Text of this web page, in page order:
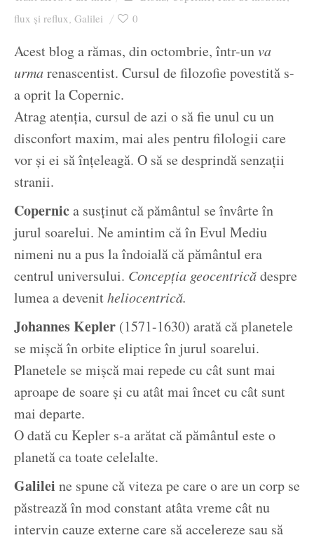
flux și reflux, Galilei 0
Acest blog a rămas, din octombrie, într-unva
urmarenascentist. Cursul de filozofie povestită s-
a oprit la Copernic.
Atrag atenția, cursul de azi o să fie unul cu un
disconfort maxim, mai ales pentru filologii care
vor și ei să înțeleagă. O să se desprindă senzații
stranii.
Copernica susținut că pământul se învârte în
jurul soarelui. Ne amintim că în Evul Mediu
nimeni nu a pus la îndoială că pământul era
centrul universului. Concepția geocentricădespre
lumea a devenitheliocentrică.
Johannes Kepler (1571-1630) arată că planetele
se mișcă în orbite eliptice în jurul soarelui.
Planetele se mișcă mai repede cu cât sunt mai
aproape de soare și cu atât mai încet cu cât sunt
mai departe.
O dată cu Kepler s-a arătat că pământul este o
planetă ca toate celelalte.
Galilei ne spune că viteza pe care o are un corp se
păstrează în mod constant atâta vreme cât nu
intervin cauze externe care să accelereze sau să